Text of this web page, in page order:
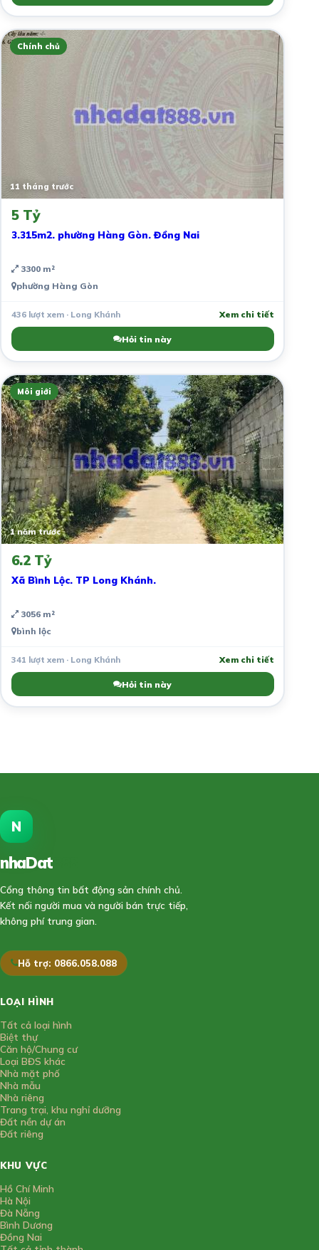
Chính chủ
11 tháng trước
5 Tỷ
3.315m2. phường Hàng Gòn. Đồng Nai
3300 m²
phường Hàng Gòn
436 lượt xem · Long Khánh Xem chi tiết
Hỏi tin này
Môi giới
1 năm trước
6.2 Tỷ
Xã Bình Lộc. TP Long Khánh.
3056 m²
bình lộc
341 lượt xem · Long Khánh Xem chi tiết
Hỏi tin này
N
nhaDat
Cổng thông tin bất động sản chính chủ.
Kết nối người mua và người bán trực tiếp,
không phí trung gian.
Hỗ trợ: 0866.058.088
LOẠI HÌNH
Tất cả loại hình
Biệt thự
Căn hộ/Chung cư
Loại BĐS khác
Nhà mặt phố
Nhà mẫu
Nhà riêng
Trang trại, khu nghỉ dưỡng
Đất nền dự án
Đất riêng
KHU VỰC
Hồ Chí Minh
Hà Nội
Đà Nẵng
Bình Dương
Đồng Nai